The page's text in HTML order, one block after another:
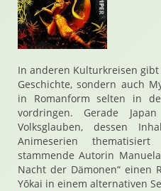
In anderen Kulturkreisen
Geschichte, sondern auch
in Romanform selten in
vordringen. Gerade
Volksglauben, dessen
Animeserien
stammende Autorin
Nacht der Dämonen“ einen
Yōkai in einem alternativen